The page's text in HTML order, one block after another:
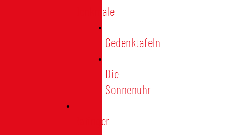
Denkmale
Gedenktafeln
Die
Sonnenuhr
Ratinger